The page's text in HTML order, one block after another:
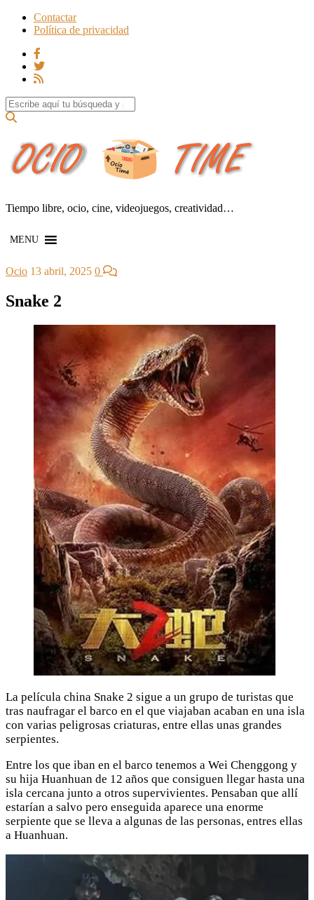
Contactar
Política de privacidad
Search for:
Tiempo libre, ocio, cine, videojuegos, creatividad…
MENU
Ocio 13 abril, 2025 0
Snake 2
La película china Snake 2 sigue a un grupo de turistas que
tras naufragar el barco en el que viajaban acaban en una isla
con varias peligrosas criaturas, entre ellas unas grandes
serpientes.
Entre los que iban en el barco tenemos a Wei Chenggong y
su hija Huanhuan de 12 años que consiguen llegar hasta una
isla cercana junto a otros supervivientes. Pensaban que allí
estarían a salvo pero enseguida aparece una enorme
serpiente que se lleva a algunas de las personas, entres ellas
a Huanhuan.